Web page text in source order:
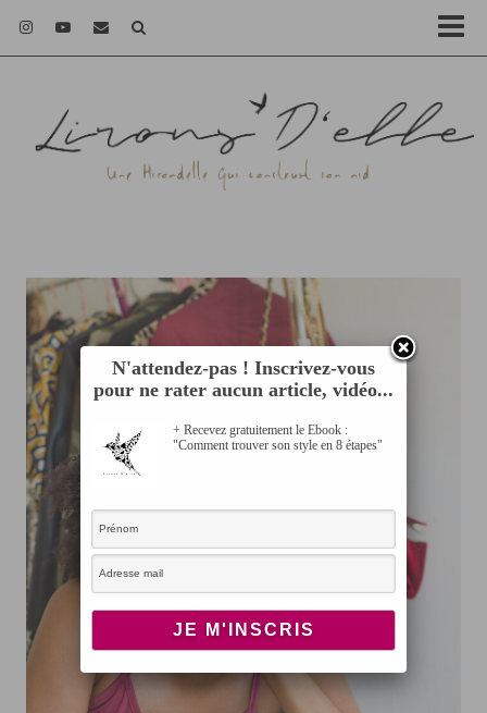
N'attendez-pas ! Inscrivez-vous
pour ne rater aucun article, vidéo...
+ Recevez gratuitement le Ebook :
"Comment trouver son style en 8 étapes"